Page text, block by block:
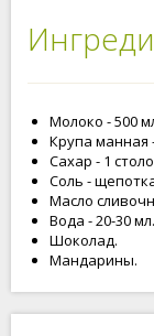
Молоко - 500
Крупа манная
Сахар - 1
Соль -
Масло
Вода - 20-30 мл.
Шоколад.
Мандарины.